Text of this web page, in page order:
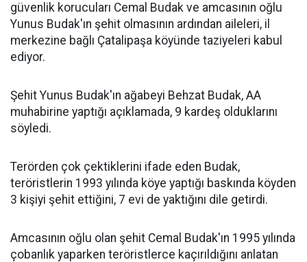
güvenlik korucuları Cemal Budak ve amcasının oğlu
Yunus Budak'ın şehit olmasının ardından aileleri, il
merkezine bağlı Çatalipaşa köyünde taziyeleri kabul
ediyor.
Şehit Yunus Budak'ın ağabeyi Behzat Budak, AA
muhabirine yaptığı açıklamada, 9 kardeş olduklarını
söyledi.
Terörden çok çektiklerini ifade eden Budak,
teröristlerin 1993 yılında köye yaptığı baskında köyden
3 kişiyi şehit ettiğini, 7 evi de yaktığını dile getirdi.
Amcasının oğlu olan şehit Cemal Budak'ın 1995 yılında
çobanlık yaparken teröristlerce kaçırıldığını anlatan